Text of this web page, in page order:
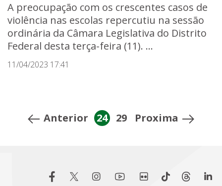
A preocupação com os crescentes casos de
violência nas escolas repercutiu na sessão
ordinária da Câmara Legislativa do Distrito
Federal desta terça-feira (11). ...
11/04/2023 17:41
Anterior 24 29 Proxima